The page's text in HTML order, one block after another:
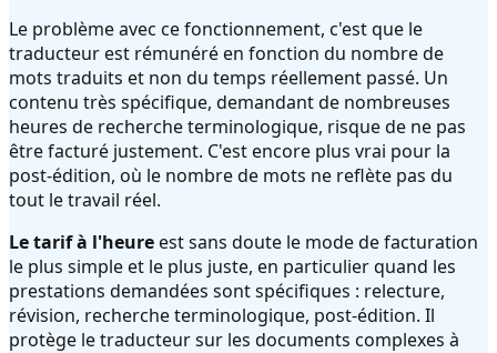
Le problème avec ce fonctionnement, c'est que le
traducteur est rémunéré en fonction du nombre de
mots traduits et non du temps réellement passé. Un
contenu très spécifique, demandant de nombreuses
heures de recherche terminologique, risque de ne pas
être facturé justement. C'est encore plus vrai pour la
post-édition, où le nombre de mots ne reflète pas du
tout le travail réel.
Le tarif à l'heureest sans doute le mode de facturation
le plus simple et le plus juste, en particulier quand les
prestations demandées sont spécifiques : relecture,
révision, recherche terminologique, post-édition. Il
protège le traducteur sur les documents complexes à